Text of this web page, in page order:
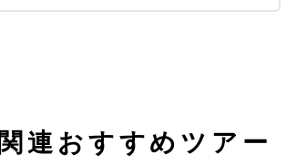
関連おすすめツアー